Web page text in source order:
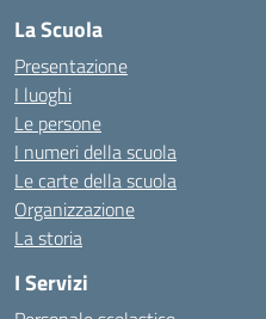
La Scuola
Presentazione
I luoghi
Le persone
I numeri della scuola
Le carte della scuola
Organizzazione
La storia
I Servizi